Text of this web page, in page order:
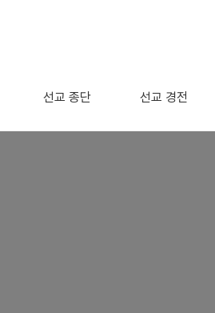
선교 종단 선교 경전